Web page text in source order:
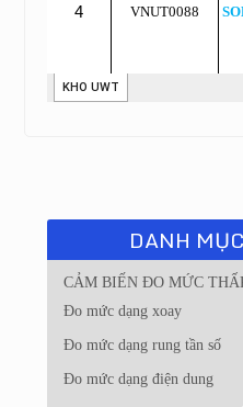
DANH
CẢM BIẾN ĐO MỨC
Đo mức dạng xoay
Đo mức dạng rung tần số
Đo mức dạng điện dung